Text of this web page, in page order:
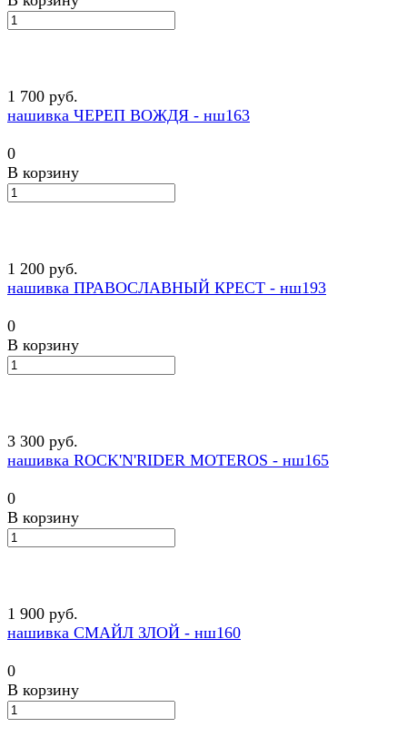
1 700 руб.
нашивка ЧЕРЕП ВОЖДЯ - нш163
0
В корзину
1 200 руб.
нашивка ПРАВОСЛАВНЫЙ КРЕСТ - нш193
0
В корзину
3 300 руб.
нашивка ROCK'N'RIDER MOTEROS - нш165
0
В корзину
1 900 руб.
нашивка СМАЙЛ ЗЛОЙ - нш160
0
В корзину